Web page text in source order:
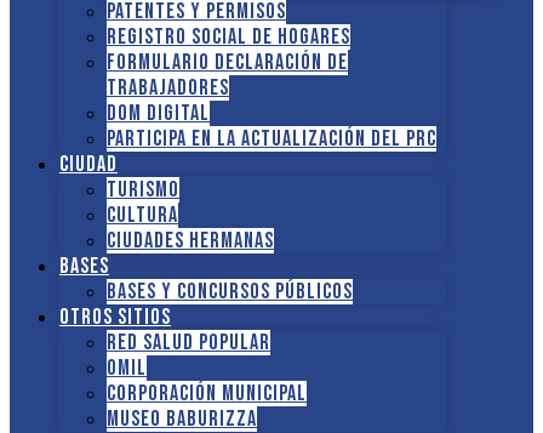
Patentes y Permisos
Registro social de hogares
FORMULARIO DECLARACIÓN DE
TRABAJADORES
DOM Digital
Participa en la actualización del PRC
Ciudad
Turismo
Cultura
Ciudades hermanas
Bases
Bases y Concursos Públicos
Otros sitios
Red Salud Popular
OMIL
Corporación Municipal
Museo Baburizza